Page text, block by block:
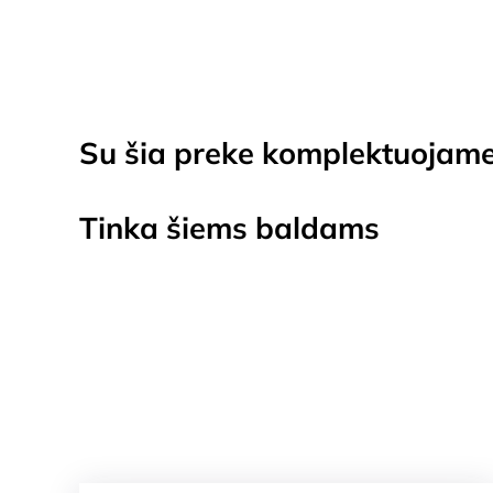
Su šia preke
Tinka šiems baldams